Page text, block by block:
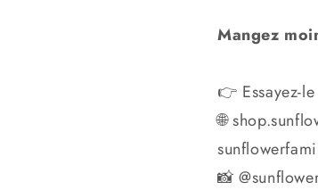
Mangez
👉 Essayez-
🌐
📸